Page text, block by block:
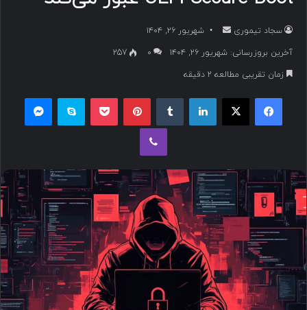
سجاد تیموری
ا
ل
م
ی
ل
شهریور ۲۶, ۱۴۰۴
آخرین بروزرسانی: شهریور ۲۶, ۱۴۰۴
۰
257
زمان تقریبی مطالعه 2 دقیقه
فیسبوک ایکس لینکداین پینتریست پاکت اسکایپ
وایبر